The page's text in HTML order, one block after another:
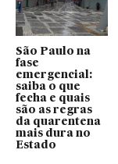
São Paulo na
fase
emergencial:
saiba o que
fecha e quais
são as regras
da quarentena
mais dura no
Estado